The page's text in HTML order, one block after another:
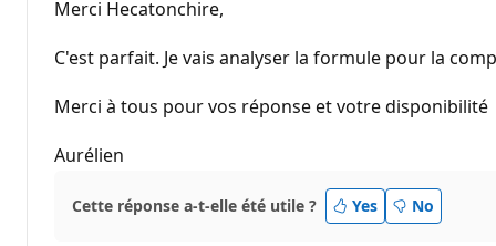
s
e
r
p
u
a
t
o
n
Merci Hecatonchire,
C'est parfait. Je vais analyser la formule pour la
Merci à tous pour vos réponse et votre disponibilité
Aurélien
Cette réponse a-t-elle été utile ? Yes No